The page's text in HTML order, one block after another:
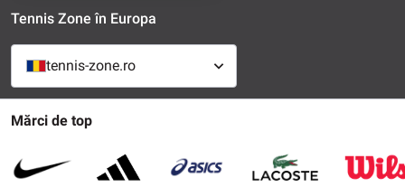
Mărci de top
Tennis Zone în Europa
tennis-zone.ro